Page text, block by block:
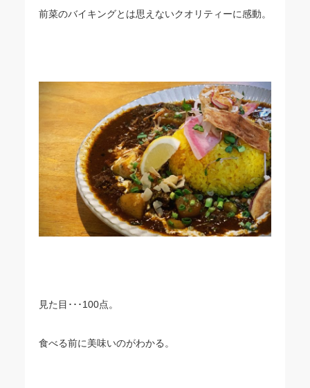
前菜のバイキングとは思えないクオリティーに感動。
見た目･･･100点。
食べる前に美味いのがわかる。